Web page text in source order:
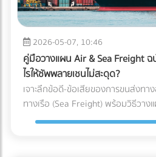
ออกแบบ Layout ที่ดีเป็นเพียงจุดเริ่ม
ที่แข็งแรง การติดตั้งชั้นวาง
และการวางระบบคลังสินค้า (WMS)
ของคุณเติบโตอย่างมั่นคง หากคุณก
ก่อสร้างคลังสินค้า, ผู้ให้บริการออกแบ
(Racking), หรือผู้ให้บริการ
เวลาเสิร์ชหาให้ยุ่งยาก!
ธุรการหรือผู้คีย์ข้อมูล ราคาที่ต้องจ่า
คือการลงทุน" ที่ช่วยชี้ชะตาความอยู่
เหตุผลหลัก ดังนี้: 1. เป็นเครื่องดักจับ
สรรพากร สำนักงานบัญชีมืออาชีพ (ที่
ทำหน้าที่เป็น “แนวป้องกันแรก” ตรวจสอบความสอดคล้องของ
ตัวเลข (Reconciliation) เทียบเคียงสั
สมเหตุสมผล และช่วยอุดรอยรั่วขอ
สรรพากร 2. เปลี่ยนผ่านการยื่นเอกสารกระดาษ สู่ Digital Tax
อย่างไร้รอยต่อ สำนักงานบัญชียุคให
2026-05-07, 10:46
คู่มือวางแผน Air & Sea Freight
ไรให้ซัพพลายเชนไม่สะดุด?
เจาะลึกข้อดี-ข้อเสียของการขนส่งทา
ทางเรือ (Sea Freight) พร้อมวิธีวา
ทุกวิกฤต ค้นหาพาร์ทเนอร์โลจิสติกส์